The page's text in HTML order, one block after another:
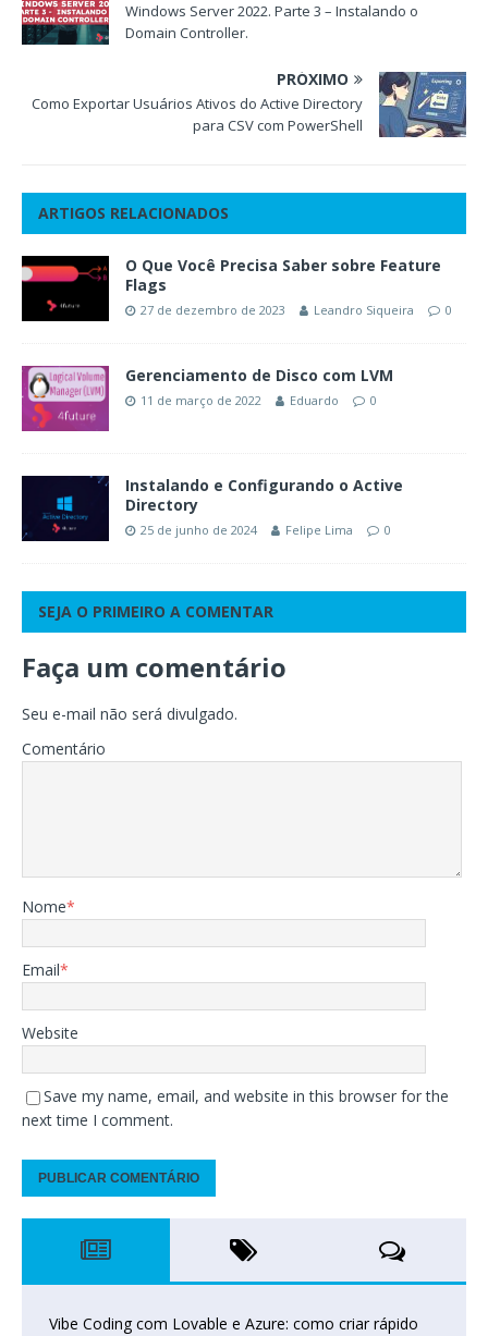
Windows Server 2022. Parte 3 – Instalando o
Domain Controller.
PRÓXIMO
Como Exportar Usuários Ativos do Active Directory
para CSV com PowerShell
ARTIGOS RELACIONADOS
O Que Você Precisa Saber sobre Feature
Flags
27 de dezembro de 2023 Leandro Siqueira 0
Gerenciamento de Disco com LVM
11 de março de 2022 Eduardo 0
Instalando e Configurando o Active
Directory
25 de junho de 2024 Felipe Lima 0
SEJA O PRIMEIRO A COMENTAR
Faça um comentário
Seu e-mail não será divulgado.
Comentário
Nome*
Email*
Website
Save my name, email, and website in this browser for the
next time I comment.
Vibe Coding com Lovable e Azure: como criar rápido